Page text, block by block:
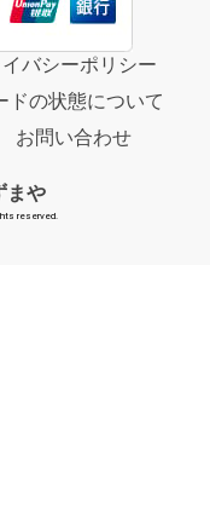
バシーポリシー
ドの状態について
お問い合わせ
まや
reserved.